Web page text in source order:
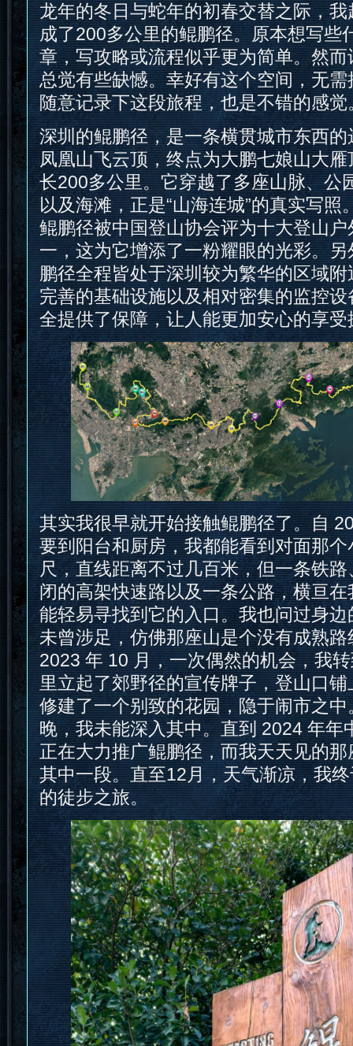
龙年的冬日与蛇年的初春交替之际，
成了200多公里的鲲鹏径。原本想写些
章，写攻略或流程似乎更为简单。然
总觉有些缺憾。幸好有这个空间，无
随意记录下这段旅程，也是不错的感觉
深圳的鲲鹏径，是一条横贯城市东西
凤凰山飞云顶，终点为大鹏七娘山大
长200多公里。它穿越了多座山脉、公
以及海滩，正是“山海连城”的真实写
鲲鹏径被中国登山协会评为十大登山
一，这为它增添了一粉耀眼的光彩。
鹏径全程皆处于深圳较为繁华的区域
完善的基础设施以及相对密集的监控
全提供了保障，让人能更加安心的享
其实我很早就开始接触鲲鹏径了。自
要到阳台和厨房，我都能看到对面那
尺，直线距离不过几百米，但一条铁
闭的高架快速路以及一条公路，横亘
能轻易寻找到它的入口。我也问过身
未曾涉足，仿佛那座山是个没有成熟
2023 年 10 月，一次偶然的机会，我
里立起了郊野径的宣传牌子，登山口
修建了一个别致的花园，隐于闹市之
晚，我未能深入其中。直到 2024 年年
正在大力推广鲲鹏径，而我天天见的
其中一段。直至12月，天气渐凉，我
的徒步之旅。